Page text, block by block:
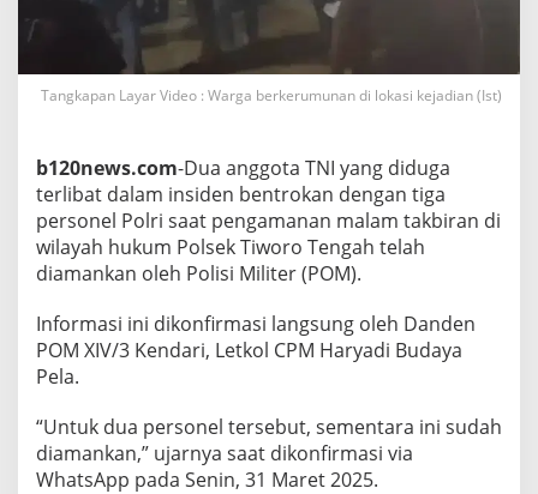
n
t
k
T
N
I
P
r
i
u
a
O
k
Tangkapan Layar Video : Warga berkerumunan di lokasi kejadian (Ist)
b120news.com-Dua anggota TNI yang diduga
terlibat dalam insiden bentrokan dengan tiga
personel Polri saat pengamanan malam takbiran di
wilayah hukum Polsek Tiworo Tengah telah
diamankan oleh Polisi Militer (POM).
Informasi ini dikonfirmasi langsung oleh Danden
POM XIV/3 Kendari, Letkol CPM Haryadi Budaya
Pela.
“Untuk dua personel tersebut, sementara ini sudah
diamankan,” ujarnya saat dikonfirmasi via
WhatsApp pada Senin, 31 Maret 2025.